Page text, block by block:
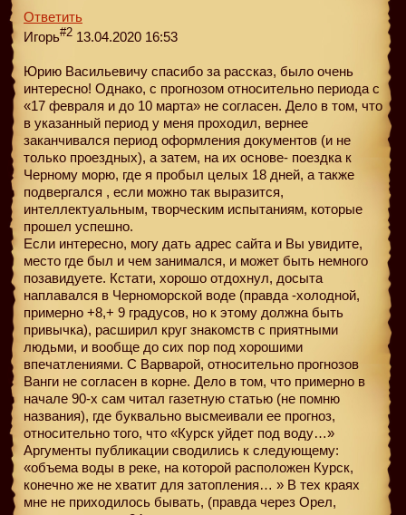
Ответить
Игорь#2 13.04.2020 16:53
Юрию Васильевичу спасибо за рассказ, было очень
интересно! Однако, с прогнозом относительно периода с
«17 февраля и до 10 марта» не согласен. Дело в том, что
в указанный период у меня проходил, вернее
заканчивался период оформления документов (и не
только проездных), а затем, на их основе- поездка к
Черному морю, где я пробыл целых 18 дней, а также
подвергался , если можно так выразится,
интеллектуальным, творческим испытаниям, которые
прошел успешно.
Если интересно, могу дать адрес сайта и Вы увидите,
место где был и чем занимался, и может быть немного
позавидуете. Кстати, хорошо отдохнул, досыта
наплавался в Черноморской воде (правда -холодной,
примерно +8,+ 9 градусов, но к этому должна быть
привычка), расширил круг знакомств с приятными
людьми, и вообще до сих пор под хорошими
впечатлениями. С Варварой, относительно прогнозов
Ванги не согласен в корне. Дело в том, что примерно в
начале 90-х сам читал газетную статью (не помню
названия), где буквально высмеивали ее прогноз,
относительно того, что «Курск уйдет под воду…»
Аргументы публикации сводились к следующему:
«объема воды в реке, на которой расположен Курск,
конечно же не хватит для затопления… » В тех краях
мне не приходилось бывать, (правда через Орел,